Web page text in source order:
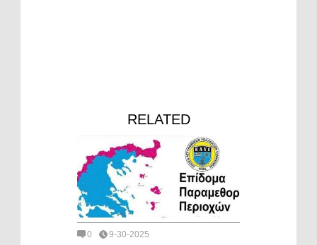
RELATED
0 9-30-2025